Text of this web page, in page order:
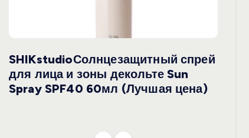
SHIKstudioСолнцезащитный спрей
для лица и зоны декольте Sun
Spray SPF40 60мл (Лучшая цена)